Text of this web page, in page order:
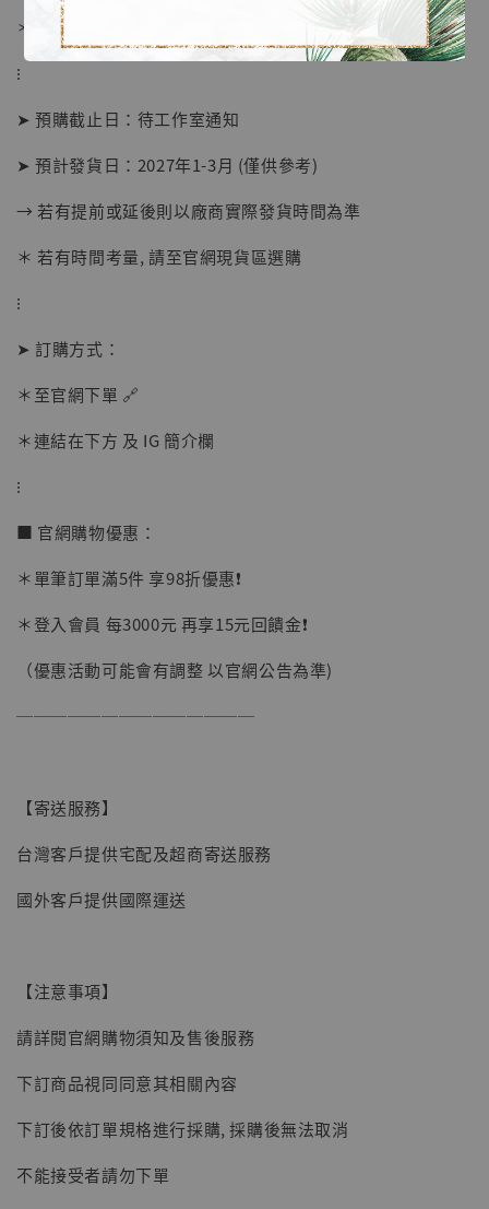
【店內現貨】海賊王 系列蒐藏雕像 布魯克達
摩 [7STARS Studio]
子彈飛 鵝城縣長 張麻子 [BK01]
NT$ 4,980
加入購物車
＊ 刷卡免手續費
⁝
➤ 預購截止日：待工作室通知
➤ 預計發貨日：2027年1-3月 (僅供參考)
→ 若有提前或延後則以廠商實際發貨時間為準
＊ 若有時間考量, 請至官網現貨區選購
⁝
➤ 訂購方式：
＊至官網下單 🔗
＊連結在下方 及 IG 簡介欄
⁝
■ 官網購物優惠：
＊單筆訂單滿5件 享98折優惠❗️
＊登入會員 每3000元 再享15元回饋金❗️
（優惠活動可能會有調整 以官網公告為準)
──────────────
【寄送服務】
台灣客戶提供宅配及超商寄送服務
國外客戶提供國際運送
【注意事項】
請詳閱官網購物須知及售後服務
下訂商品視同同意其相關內容
下訂後依訂單規格進行採購, 採購後無法取消
不能接受者請勿下單